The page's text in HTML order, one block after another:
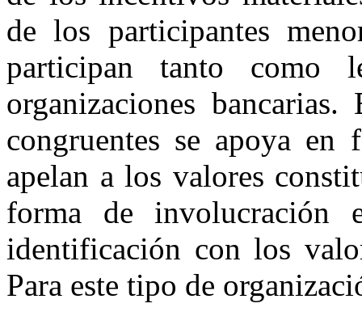
de los participantes
participan tanto como
organizaciones
congruentes se apoya en
apelan a los valores
forma de
identificación con los
Para este tipo de